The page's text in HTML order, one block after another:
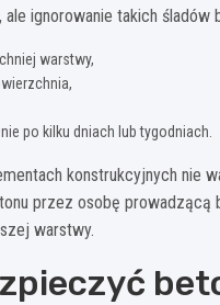
ignorowanie takich śladów
warstwy,
po kilku dniach lub tygodniach.
konstrukcyjnych nie
przez osobę
warstwy.